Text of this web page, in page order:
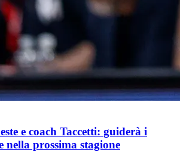
e coach Taccetti: guiderà i
nella prossima stagione